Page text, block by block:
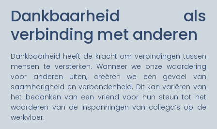
Dankbaarheid als
verbinding met anderen
Dankbaarheid heeft de kracht om verbindingen tussen
mensen te versterken. Wanneer we onze waardering
voor anderen uiten, creëren we een gevoel van
saamhorigheid en verbondenheid. Dit kan variëren van
het bedanken van een vriend voor hun steun tot het
waarderen van de inspanningen van collega’s op de
werkvloer.